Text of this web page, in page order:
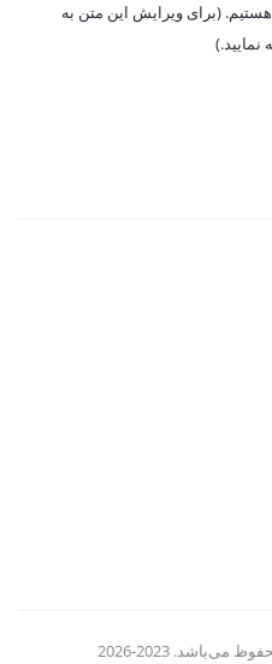
شما هستیم. (برای ویرایش این متن به
2023-2026